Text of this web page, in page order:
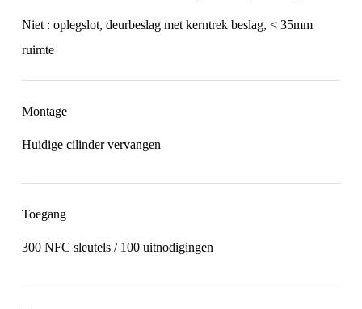
Niet : oplegslot, deurbeslag met kerntrek beslag, < 35mm
ruimte
Montage
Huidige cilinder vervangen
Toegang
300 NFC sleutels / 100 uitnodigingen